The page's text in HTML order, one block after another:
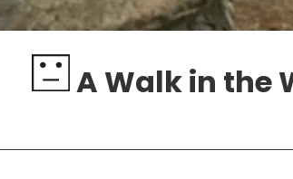
A Walk in the